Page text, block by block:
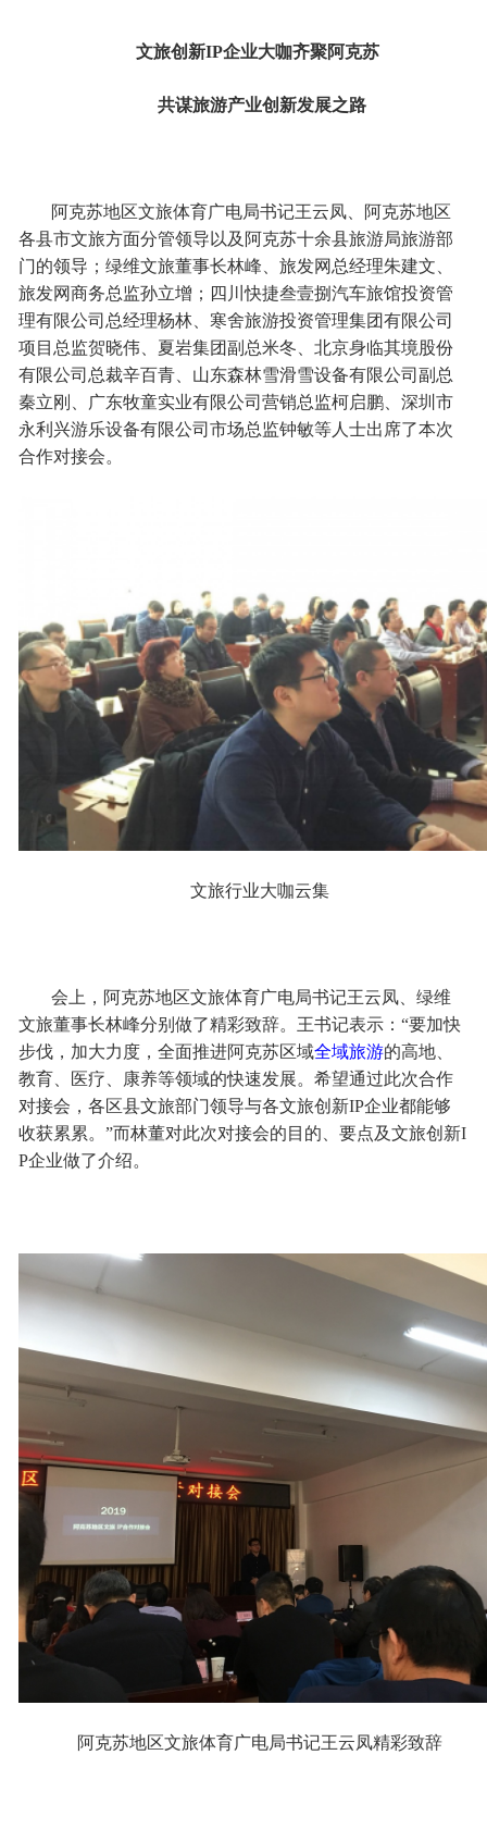
文旅创新IP企业大咖齐聚阿克苏
共谋旅游产业创新发展之路
阿克苏地区文旅体育广电局书记王云凤、阿克苏地区
各县市文旅方面分管领导以及阿克苏十余县旅游局旅游部
门的领导；绿维文旅董事长林峰、旅发网总经理朱建文、
旅发网商务总监孙立增；四川快捷叁壹捌汽车旅馆投资管
理有限公司总经理杨林、寒舍旅游投资管理集团有限公司
项目总监贺晓伟、夏岩集团副总米冬、北京身临其境股份
有限公司总裁辛百青、山东森林雪滑雪设备有限公司副总
秦立刚、广东牧童实业有限公司营销总监柯启鹏、深圳市
永利兴游乐设备有限公司市场总监钟敏等人士出席了本次
合作对接会。
文旅行业大咖云集
会上，阿克苏地区文旅体育广电局书记王云凤、绿维
文旅董事长林峰分别做了精彩致辞。王书记表示：“要加快
步伐，加大力度，全面推进阿克苏区域全域旅游的高地、
教育、医疗、康养等领域的快速发展。希望通过此次合作
对接会，各区县文旅部门领导与各文旅创新IP企业都能够
收获累累。”而林董对此次对接会的目的、要点及文旅创新I
P企业做了介绍。
阿克苏地区文旅体育广电局书记王云凤精彩致辞